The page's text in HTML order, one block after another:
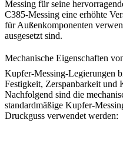
Messing für seine
C385-Messing eine erhöhte
für Außenkomponenten
ausgesetzt sind.
Mechanische Eigenschaften
Kupfer-Messing-Legierungen
Festigkeit, Zerspanbarkeit und
Nachfolgend sind die
standardmäßige Kupfer-
Druckguss verwendet werden: